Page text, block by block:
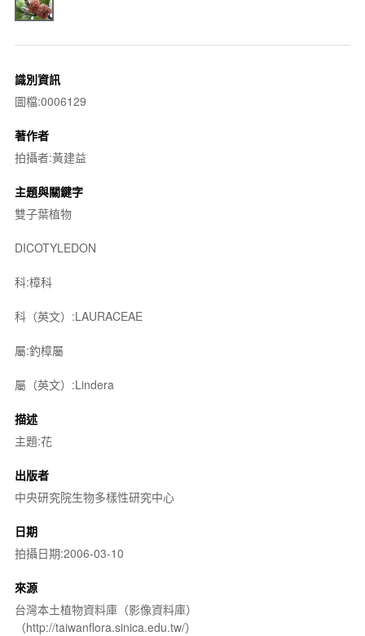
識別資訊
圖檔:0006129
著作者
拍攝者:黃建益
主題與關鍵字
雙子葉植物
DICOTYLEDON
科:樟科
科（英文）:LAURACEAE
屬:釣樟屬
屬（英文）:Lindera
描述
主題:花
出版者
中央研究院生物多樣性研究中心
日期
拍攝日期:2006-03-10
來源
台灣本土植物資料庫（影像資料庫）
（http://taiwanflora.sinica.edu.tw/）